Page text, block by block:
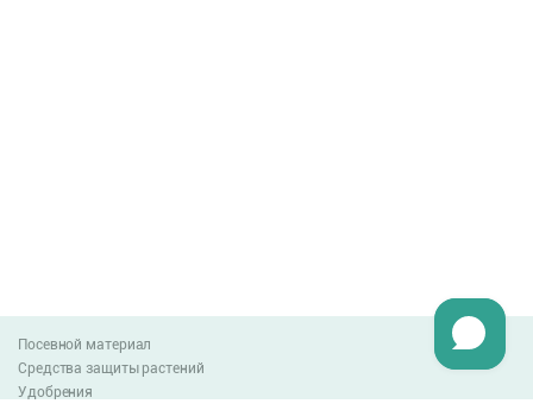
Посевной материал
Средства защиты растений
Удобрения